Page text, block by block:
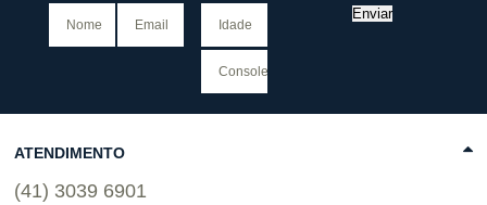
Enviar
ATENDIMENTO
(41) 3039 6901